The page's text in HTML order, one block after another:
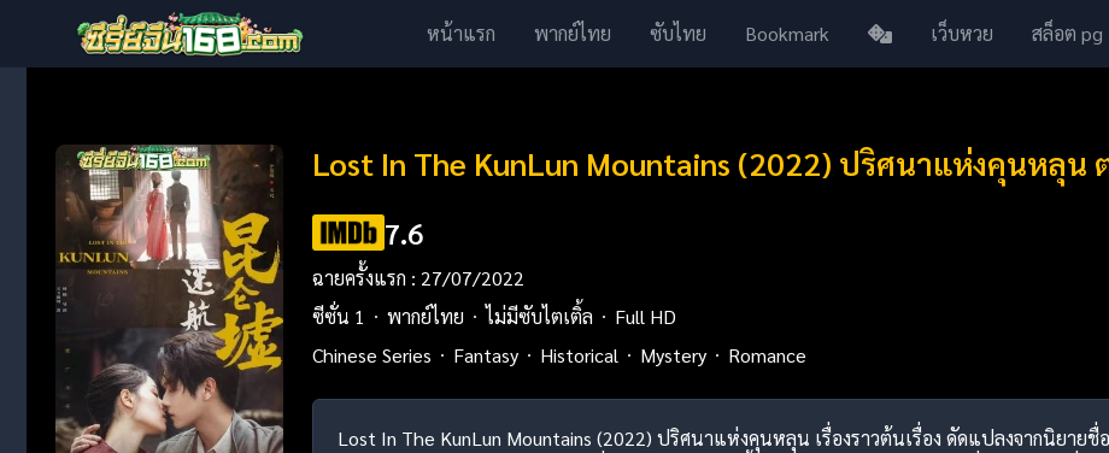
หน้าแรก พากย์ไทย ซับไทย Bookmark เว็บหวย สล็อต pg
Lost In The KunLun Mountains (2022) ปริศนาแห่งคุนหลุ
7.6
ฉายครั้งแรก : 27/07/2022
ซีซั่น 1
พากย์ไทย ไม่มีซับไตเติ้ล
Full HD
Chinese Series
Fantasy Historical Mystery Romance
Lost In The KunLun Mountains (2022) ปริศนาแห่งคุนหลุน เรื่องราวต้นเรื่อง ดัดแปลงจากนิยาย